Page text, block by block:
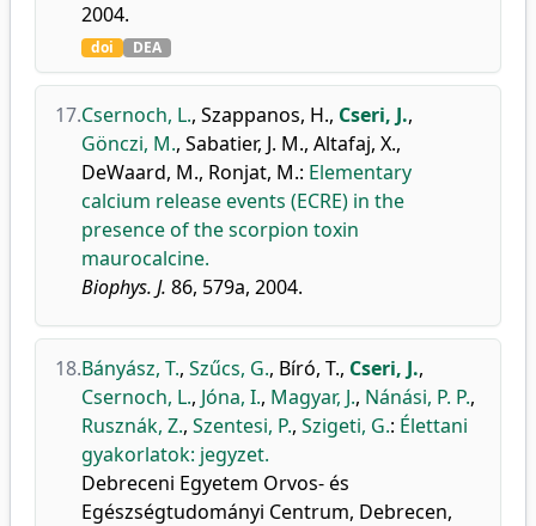
2004.
doi DEA
17.Csernoch, L., Szappanos, H., Cseri, J.,
Gönczi, M., Sabatier, J. M., Altafaj, X.,
DeWaard, M., Ronjat, M.: Elementary
calcium release events (ECRE) in the
presence of the scorpion toxin
maurocalcine.
Biophys. J. 86, 579a, 2004.
18.Bányász, T., Szűcs, G., Bíró, T., Cseri, J.,
Csernoch, L., Jóna, I., Magyar, J., Nánási, P. P.,
Rusznák, Z., Szentesi, P., Szigeti, G.: Élettani
gyakorlatok: jegyzet.
Debreceni Egyetem Orvos- és
Egészségtudományi Centrum, Debrecen,